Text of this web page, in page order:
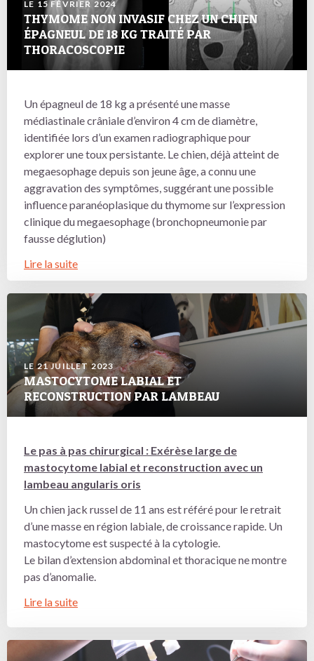
LE 15 FÉVRIER 2024
THYMOME NON INVASIF CHEZ UN CHIEN
ÉPAGNEUL DE 18 KG TRAITÉ PAR
THORACOSCOPIE
Un épagneul de 18 kg a présenté une masse
médiastinale crâniale d’environ 4 cm de diamètre,
identifiée lors d’un examen radiographique pour
explorer une toux persistante. Le chien, déjà atteint de
megaesophage depuis son jeune âge, a connu une
aggravation des symptômes, suggérant une possible
influence paranéoplasique du thymome sur l’expression
clinique du megaesophage (bronchopneumonie par
fausse déglution)
Lire la suite
LE 21 JUILLET 2023
MASTOCYTOME LABIAL ET
RECONSTRUCTION PAR LAMBEAU
Le pas à pas chirurgical : Exérèse large de
mastocytome labial et reconstruction avec un
lambeau angularis oris
Un chien jack russel de 11 ans est référé pour le retrait
d’une masse en région labiale, de croissance rapide. Un
mastocytome est suspecté à la cytologie.
Le bilan d’extension abdominal et thoracique ne montre
pas d’anomalie.
Lire la suite